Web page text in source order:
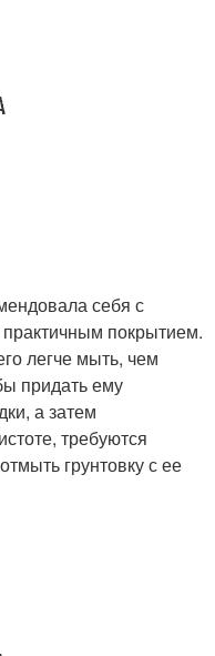
себя с
покрытием.
легче мыть, чем
придать ему
а затем
требуются
грунтовку с ее